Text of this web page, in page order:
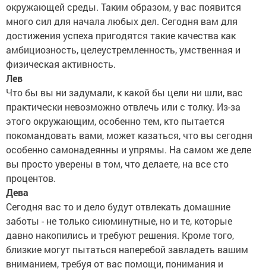
окружающей среды. Таким образом, у вас появится
много сил для начала любых дел. Сегодня вам для
достижения успеха пригодятся такие качества как
амбициозность, целеустремленность, умственная и
физическая активность.
Лев
Что бы вы ни задумали, к какой бы цели ни шли, вас
практически невозможно отвлечь или с толку. Из-за
этого окружающим, особенно тем, кто пытается
покомандовать вами, может казаться, что вы сегодня
особенно самонадеянны и упрямы. На самом же деле
вы просто уверены в том, что делаете, на все сто
процентов.
Дева
Сегодня вас то и дело будут отвлекать домашние
заботы - не только сиюминутные, но и те, которые
давно накопились и требуют решения. Кроме того,
близкие могут пытаться наперебой завладеть вашим
вниманием, требуя от вас помощи, понимания и